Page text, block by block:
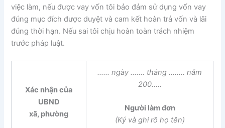
việc làm, nếu được vay vốn tôi bảo đảm sử dụng vốn vay
đúng mục đích được duyệt và cam kết hoàn trả vốn và lãi
đúng thời hạn. Nếu sai tôi chịu hoàn toàn trách nhiệm
trước pháp luật.
Xác nhận của
UBND
xã, phường
…… ngày ……. tháng …….. năm
200…..
Người làm đơn
(Ký và ghi rõ họ tên)